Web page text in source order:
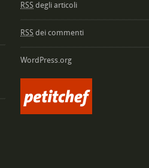
RSS degli articoli
RSS dei commenti
WordPress.org